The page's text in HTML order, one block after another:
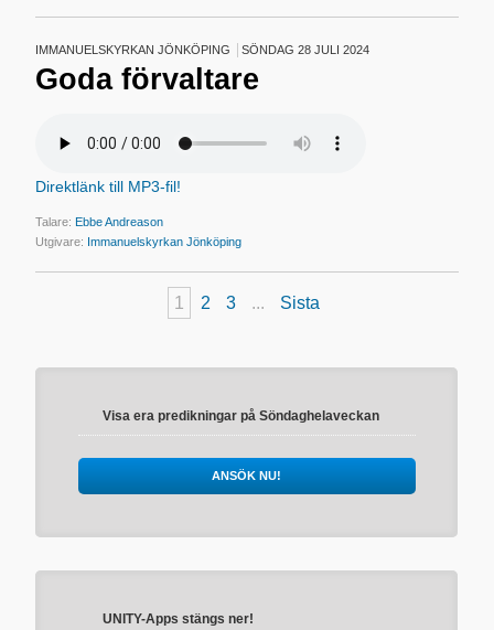
IMMANUELSKYRKAN JÖNKÖPING SÖNDAG 28 JULI 2024
Goda förvaltare
Direktlänk till MP3-fil!
Talare:Ebbe Andreason
Utgivare: Immanuelskyrkan Jönköping
1 2 3 ... Sista
Visa era predikningar på Söndaghelaveckan
ANSÖK NU!
UNITY-Apps stängs ner!